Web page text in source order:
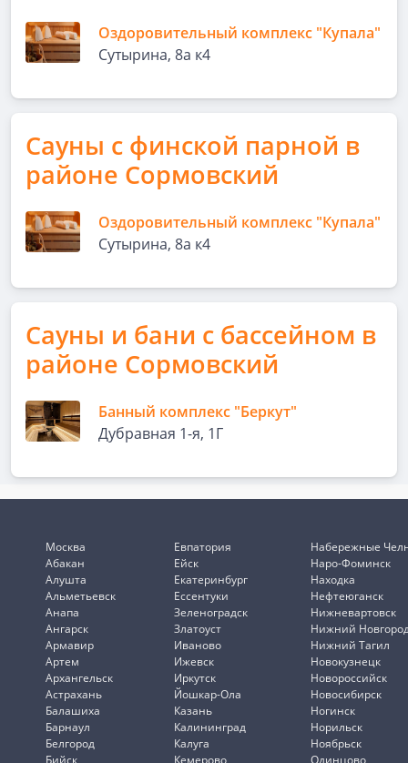
Оздоровительный комплекс "Купала"
Сутырина, 8а к4
Сауны с финской парной в
районе Сормовский
Оздоровительный комплекс "Купала"
Сутырина, 8а к4
Сауны и бани с бассейном в
районе Сормовский
Банный комплекс "Беркут"
Дубравная 1-я, 1Г
Москва
Абакан
Алушта
Альметьевск
Анапа
Ангарск
Армавир
Артем
Архангельск
Астрахань
Балашиха
Барнаул
Белгород
Бийск
Евпатория
Ейск
Екатеринбург
Ессентуки
Зеленоградск
Златоуст
Иваново
Ижевск
Иркутск
Йошкар-Ола
Казань
Калининград
Калуга
Кемерово
Набережные
Наро-Фоминск
Находка
Нефтеюганск
Нижневартовск
Нижний
Нижний Тагил
Новокузнецк
Новороссийск
Новосибирск
Ногинск
Норильск
Ноябрьск
Одинцово